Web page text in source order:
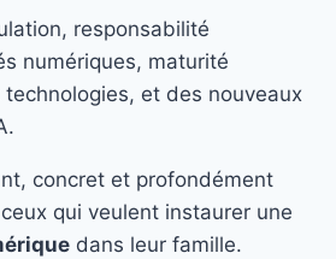
responsabilité
numériques, maturité
et des nouveaux
concret et profondément
qui veulent instaurer une
dans leur famille.